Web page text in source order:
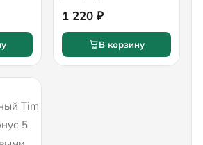
выхода, с шаровыми
кранами, латунь
1 220 ₽
В корзину